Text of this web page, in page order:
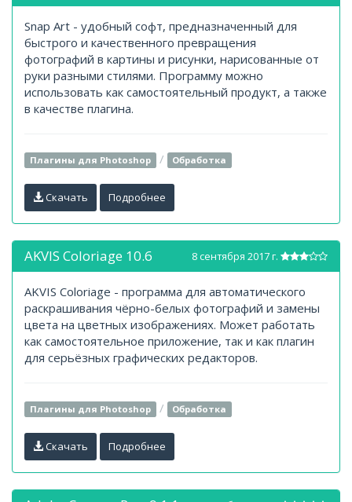
Snap Art - удобный софт, предназначенный для
быстрого и качественного превращения
фотографий в картины и рисунки, нарисованные от
руки разными стилями. Программу можно
использовать как самостоятельный продукт, а также
в качестве плагина.
Плагины для Photoshop / Обработка
Скачать Подробнее
8 сентября 2017 г.
AKVIS Coloriage 10.6
AKVIS Coloriage - программа для автоматического
раскрашивания чёрно-белых фотографий и замены
цвета на цветных изображениях. Может работать
как самостоятельное приложение, так и как плагин
для серьёзных графических редакторов.
Плагины для Photoshop / Обработка
Скачать Подробнее